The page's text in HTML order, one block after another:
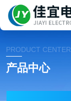
PRODUCT CENTER
产品中心